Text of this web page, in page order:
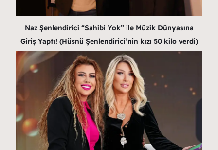
Naz Şenlendirici “Sahibi Yok” ile Müzik Dünyasına
Giriş Yaptı! (Hüsnü Şenlendirici’nin kızı 50 kilo verdi)